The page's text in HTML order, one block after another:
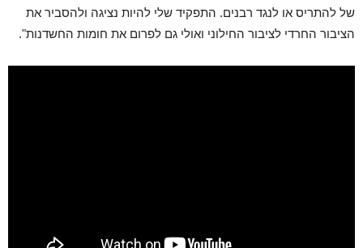
של להתריס או לנגד רבנים. התפקיד שלי להיות נציגה ולהסביר את
הציבור החרדי לציבור החילוני ואולי גם לפרום את חומות החשדנות".